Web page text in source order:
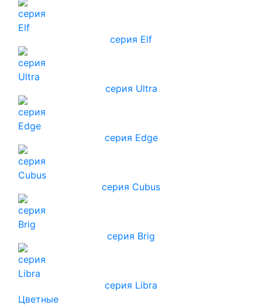
серия Elf
серия Ultra
серия Edge
серия Cubus
серия Brig
серия Libra
Цветные